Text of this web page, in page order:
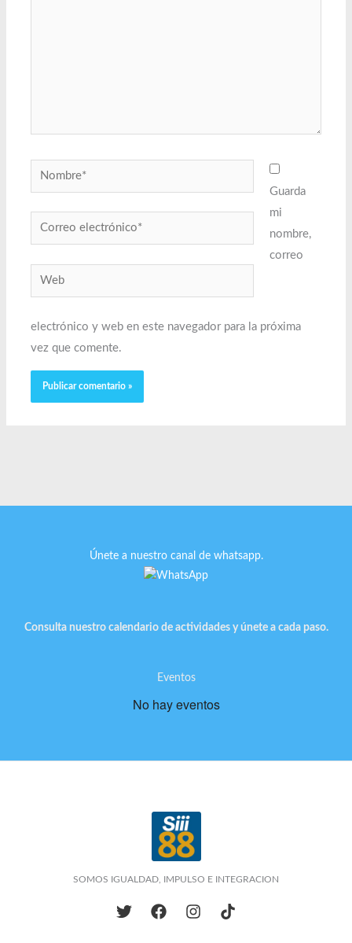
Nombre*
Correo
electrónico*
Web
Guarda
mi
nombre,
correo
electrónico y web en este navegador para la próxima
vez que comente.
Únete a nuestro canal de whatsapp.
Consulta nuestro calendario de actividades y únete a cada paso.
Eventos
No hay eventos
SOMOS IGUALDAD, IMPULSO E INTEGRACION